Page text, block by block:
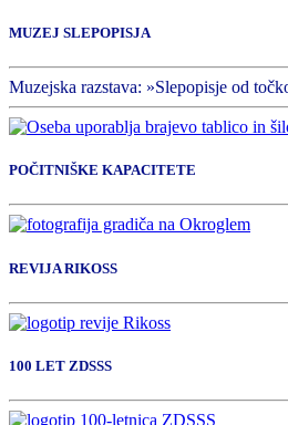
MUZEJ SLEPOPISJA
Muzejska razstava: »Slepopisje od
POČITNIŠKE KAPACITETE
REVIJA RIKOSS
100 LET ZDSSS